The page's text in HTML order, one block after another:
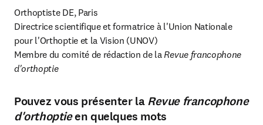
Orthoptiste DE, Paris
Directrice scientifique et formatrice à l'Union Nationale
pour l'Orthoptie et la Vision (UNOV)
Membre du comité de rédaction de la Revue francophone
d'orthoptie
Pouvez vous présenter laRevue francophone
d'orthoptieen quelques mots